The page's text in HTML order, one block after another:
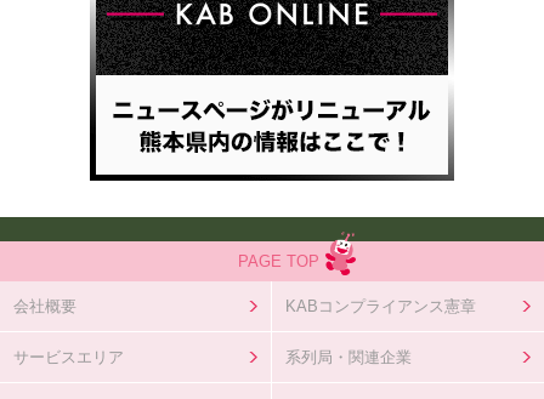
PAGE TOP
会社概要 KABコンプライアンス憲章
サービスエリア 系列局・関連企業